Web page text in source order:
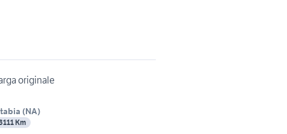
originale
(NA)
Km